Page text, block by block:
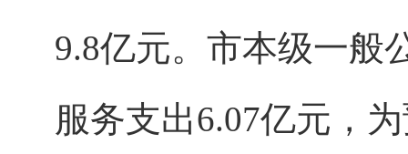
9.8亿元。市本级一般
服务支出6.07亿元，